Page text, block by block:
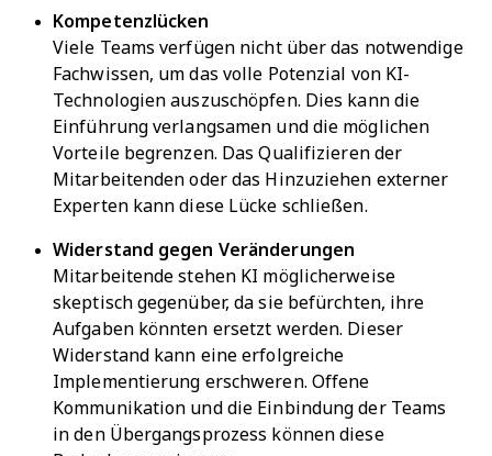
Kompetenzlücken
Viele Teams verfügen nicht über das notwendige
Fachwissen, um das volle Potenzial von KI-
Technologien auszuschöpfen. Dies kann die
Einführung verlangsamen und die möglichen
Vorteile begrenzen. Das Qualifizieren der
Mitarbeitenden oder das Hinzuziehen externer
Experten kann diese Lücke schließen.
Widerstand gegen Veränderungen
Mitarbeitende stehen KI möglicherweise
skeptisch gegenüber, da sie befürchten, ihre
Aufgaben könnten ersetzt werden. Dieser
Widerstand kann eine erfolgreiche
Implementierung erschweren. Offene
Kommunikation und die Einbindung der Teams
in den Übergangsprozess können diese